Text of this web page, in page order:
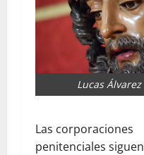
Lucas Álvarez
Las corporaciones
penitenciales siguen